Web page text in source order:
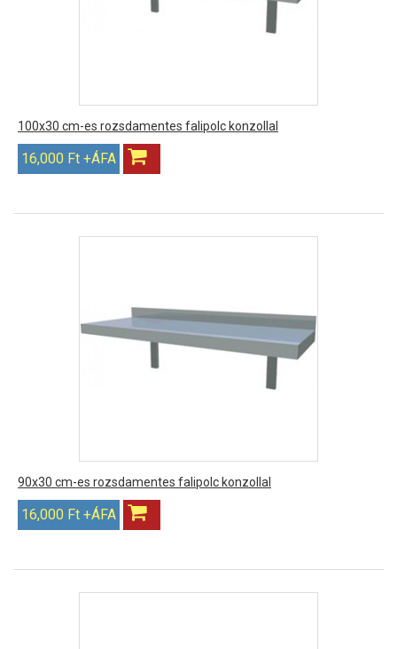
100x30 cm-es rozsdamentes falipolc konzollal
16,000 Ft +ÁFA
90x30 cm-es rozsdamentes falipolc konzollal
16,000 Ft +ÁFA